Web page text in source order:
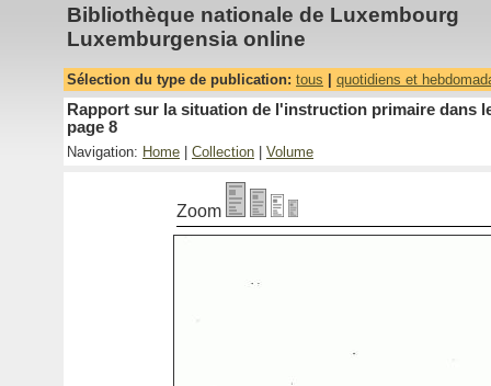
Bibliothèque nationale de Luxembourg
Luxemburgensia online
Sélection du type de publication: tous quotidiens et
Rapport sur la situation de l'instruction primaire dans
page 8
Navigation: Home Collection Volume
Zoom